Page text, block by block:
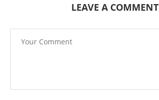
LEAVE A COMMENT